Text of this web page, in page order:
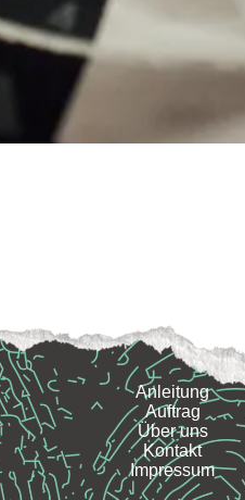
Anleitung
Auftrag
Über uns
Kontakt
Impressum